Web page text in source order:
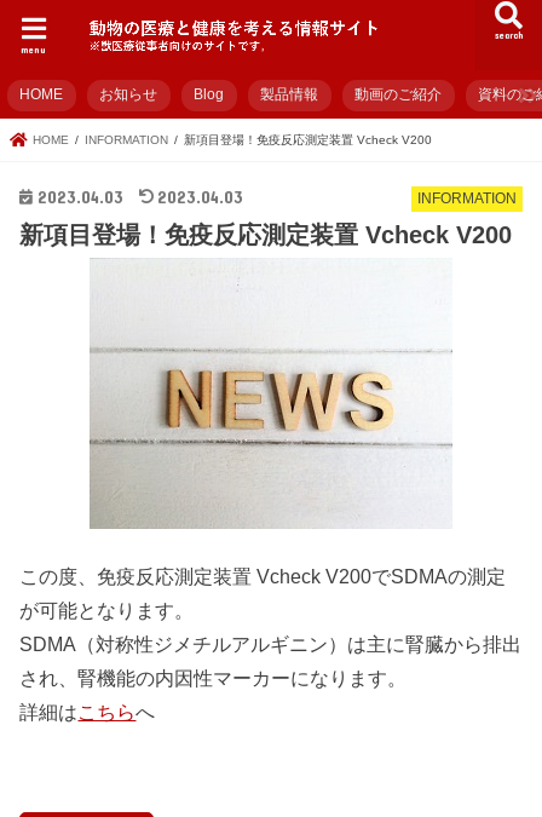
search
menu
HOME お知らせ Blog 製品情報 動画のご紹介 資料のご
HOME INFORMATION 新項目登場！免疫反応測定装置 Vcheck V200
INFORMATION
2023.04.03 2023.04.03
新項目登場！免疫反応測定装置 Vcheck V200
この度、免疫反応測定装置 Vcheck V200でSDMAの測定
が可能となります。
SDMA（対称性ジメチルアルギニン）は主に腎臓から排出
され、腎機能の内因性マーカーになります。
詳細はこちらへ